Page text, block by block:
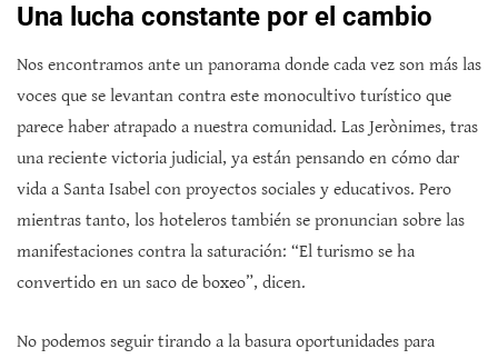
Una lucha constante por el cambio
Nos encontramos ante un panorama donde cada vez son más las
voces que se levantan contra este monocultivo turístico que
parece haber atrapado a nuestra comunidad. Las Jerònimes, tras
una reciente victoria judicial, ya están pensando en cómo dar
vida a Santa Isabel con proyectos sociales y educativos. Pero
mientras tanto, los hoteleros también se pronuncian sobre las
manifestaciones contra la saturación: “El turismo se ha
convertido en un saco de boxeo”, dicen.
No podemos seguir tirando a la basura oportunidades para